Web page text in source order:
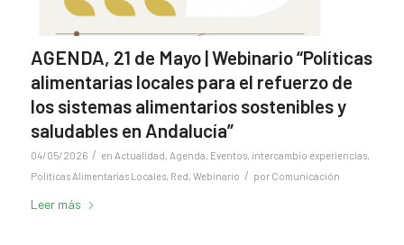
AGENDA, 21 de Mayo | Webinario “Políticas
alimentarias locales para el refuerzo de
los sistemas alimentarios sostenibles y
saludables en Andalucía”
04/05/2026 / en Actualidad, Agenda, Eventos, intercambio experiencias,
Políticas Alimentarias Locales, Red, Webinario / por Comunicación
Leer más